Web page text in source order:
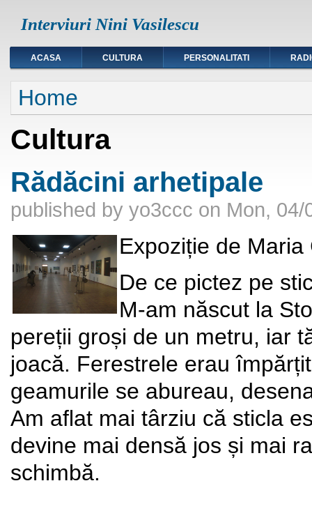
Interviuri Nini Vasilescu
ACASA CULTURA PERSONALITATI
You are here
Home
Cultura
Rădăcini arhetipale
published by yo3ccc on Mon, 04/
Expoziție de
De ce pictez pe
M-am născut la
pereții groși de un metru, iar
joacă. Ferestrele erau
geamurile se abureau,
Am aflat mai târziu că sticla
devine mai densă jos și mai
schimbă.